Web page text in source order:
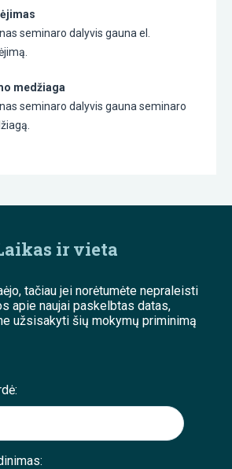
seminaro dalyvis gauna el.
medžiaga
seminaro dalyvis gauna seminaro
ir vieta
tačiau jei norėtumėte nepraleisti
apie naujai paskelbtas datas,
užsisakyti šių mokymų priminimą